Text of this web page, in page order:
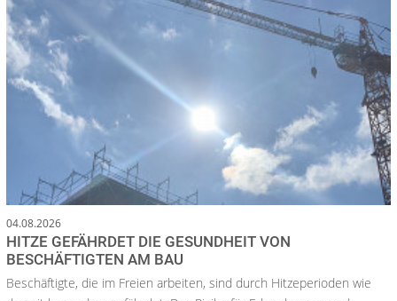
04.08.2026
HITZE GEFÄHRDET DIE GESUNDHEIT VON
BESCHÄFTIGTEN AM BAU
Beschäftigte, die im Freien arbeiten, sind durch Hitzeperioden wie